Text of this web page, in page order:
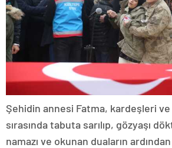
Şehidin annesi Fatma, kardeşleri ve
sırasında tabuta sarılıp, gözyaşı
namazı ve okunan duaların